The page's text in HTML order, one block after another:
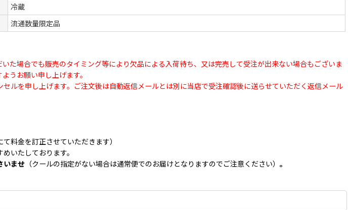
冷蔵
流通数量限定品
た場合でも販売のタイミング等により欠品による入荷待ち、又は完売して受注が出来ない場合もございま
うお願い申し上げます。
ルを申し上げます。ご注文後は自動返信メールとは別に当店で受注確認後に送らせていただく返信メール
料金を訂正させていただきます）
いたしております。
いませ （クールの指定がない場合は通常便でのお届けとなりますのでご注意ください） 。